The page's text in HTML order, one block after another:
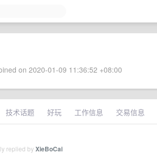
on 2020-01-09 11:36:52 +08:00
技术话题 好玩 工作信息 交易信息
replied byXieBoCai